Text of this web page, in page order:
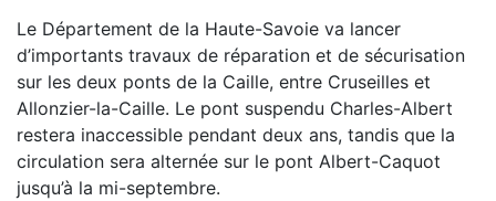
Le Département de la Haute-Savoie va lancer
d’importants travaux de réparation et de sécurisation
sur les deux ponts de la Caille, entre Cruseilles et
Allonzier-la-Caille. Le pont suspendu Charles-Albert
restera inaccessible pendant deux ans, tandis que la
circulation sera alternée sur le pont Albert-Caquot
jusqu’à la mi-septembre.